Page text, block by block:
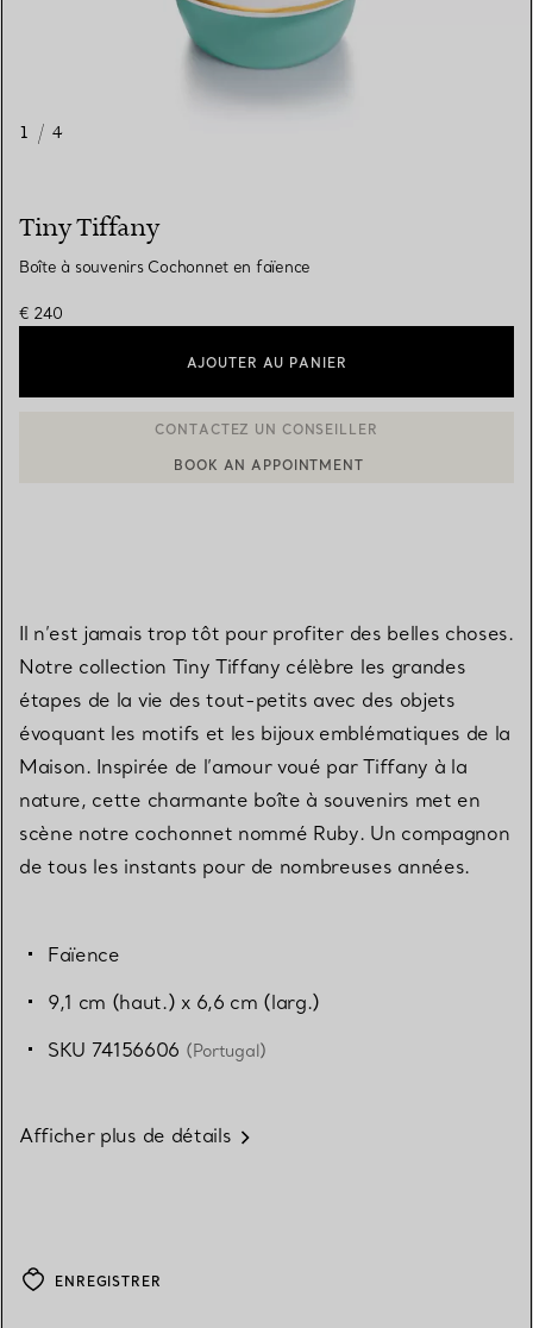
1 / 4
Tiny Tiffany
Boîte à souvenirs Cochonnet en faïence
€ 240
AJOUTER AU PANIER
CONTACTER UN CONSEILLER CLIENT OU PRENDRE RENDEZ-
Il n’est jamais trop tôt pour profiter des belles choses.
Notre collection Tiny Tiffany célèbre les grandes
étapes de la vie des tout-petits avec des objets
évoquant les motifs et les bijoux emblématiques de la
Maison. Inspirée de l’amour voué par Tiffany à la
nature, cette charmante boîte à souvenirs met en
scène notre cochonnet nommé Ruby. Un compagnon
de tous les instants pour de nombreuses années.
Faïence
9,1 cm (haut.) x 6,6 cm (larg.)
SKU 74156606 (Portugal)
Afficher plus de détails
ENREGISTRER